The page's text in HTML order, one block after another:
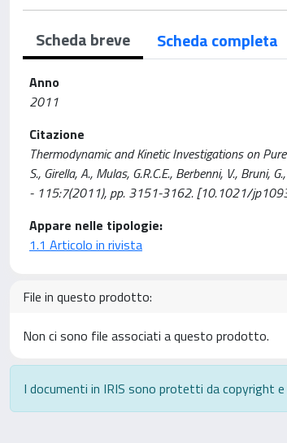
Scheda breve Scheda completa
Anno
2011
Citazione
Thermodynamic and Kinetic Investigations on
S., Girella, A., Mulas, G.R.C.E., Berbenni, V., Bruni,
- 115:7(2011), pp. 3151-3162. [10.1021/
Appare nelle tipologie:
1.1 Articolo in rivista
File in questo prodotto:
Non ci sono file associati a questo prodotto.
I documenti in IRIS sono protetti da copyright